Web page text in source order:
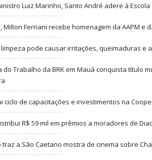
Luiz Marinho, Santo André adere à
Milton Ferriani recebe homenagem da AAPM e
pode causar irritações, queimaduras e
do Trabalho da BRK em Mauá conquista título
ciclo de capacitações e investimentos na
R$ 59 mil em prêmios a moradores de
traz a São Caetano mostra de cinema sobre